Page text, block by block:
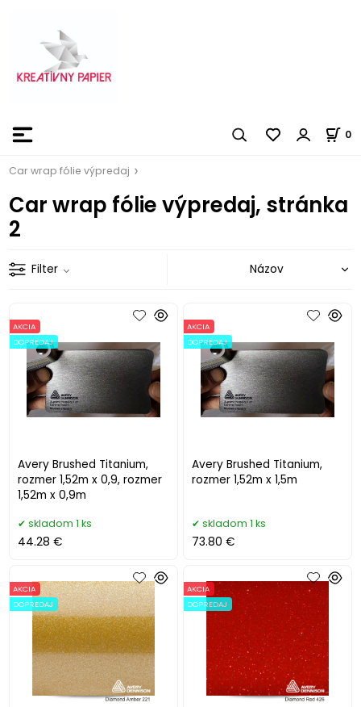
0
Car wrap fólie výpredaj
Car wrap fólie výpredaj, stránka
2
Filter
Avery Brushed Titanium,
rozmer 1,52m x 0,9, rozmer
1,52m x 0,9m
AKCIA
DOPREDAJ
skladom 1 ks
44.28 €
Avery Brushed Titanium,
rozmer 1,52m x 1,5m
AKCIA
DOPREDAJ
skladom 1 ks
73.80 €
AKCIA
DOPREDAJ
AKCIA
DOPREDAJ